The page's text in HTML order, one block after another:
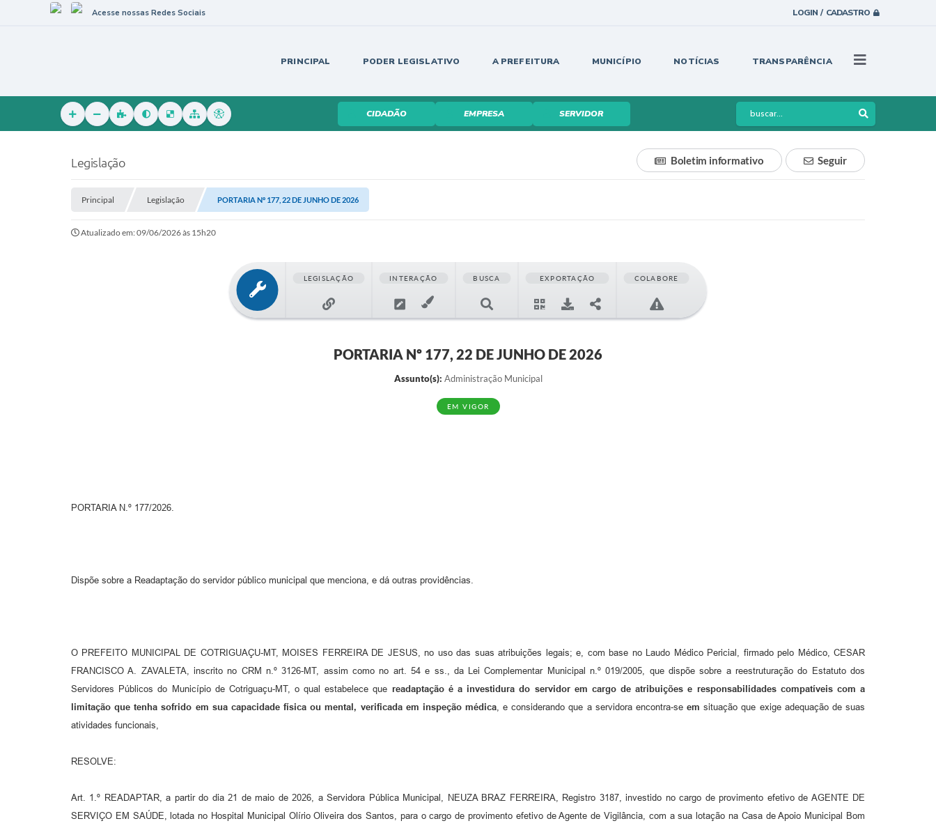
LOGIN / CADASTRO
Acesse nossas Redes Sociais
PRINCIPAL PODER LEGISLATIVO A PREFEITURA MUNICÍPIO NOTÍCIAS TRANSPARÊNCIA
CIDADÃO EMPRESA SERVIDOR
Legislação Seguir
Boletim informativo
Principal Legislação PORTARIA Nº 177, 22 DE JUNHO DE 2026
Atualizado em: 09/06/2026 às 15h20
LEGISLAÇÃO INTERAÇÃO BUSCA EXPORTAÇÃO COLABORE
PORTARIA Nº 177, 22 DE JUNHO DE 2026
Assunto(s): Administração Municipal
EM VIGOR
PORTARIA N.º 177/2026.
Dispõe sobre a Readaptação do servidor público municipal que menciona, e dá outras providências.
O PREFEITO MUNICIPAL DE COTRIGUAÇU-MT, MOISES FERREIRA DE JESUS, no uso das suas atribuições legais; e, com base no Laudo Médico Pericial, firmado pelo Médico, CESAR
FRANCISCO A. ZAVALETA, inscrito no CRM n.º 3126-MT, assim como no art. 54 e ss., da Lei Complementar Municipal n.º 019/2005, que dispõe sobre a reestruturação do Estatuto dos
Servidores Públicos do Município de Cotriguaçu-MT, o qual estabelece que readaptação é a investidura do servidor em cargo de atribuições e responsabilidades compatíveis com a
limitação que tenha sofrido em sua capacidade física ou mental, verificada em inspeção médica , e considerando que a servidora encontra-seemsituação que exige adequação de suas
atividades funcionais,
RESOLVE:
Art. 1.º READAPTAR, a partir do dia 21 de maio de 2026, a Servidora Pública Municipal, NEUZA BRAZ FERREIRA, Registro 3187, investido no cargo de provimento efetivo de AGENTE DE
SERVIÇO EM SAÚDE, lotada no Hospital Municipal Olírio Oliveira dos Santos, para o cargo de provimento efetivo de Agente de Vigilância, com a sua lotação na Casa de Apoio Municipal Bom